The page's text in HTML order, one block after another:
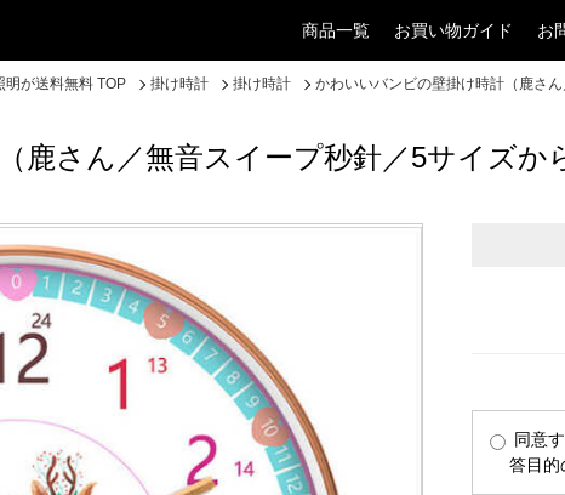
商品一覧 お買い物ガイド お
が送料無料 TOP 掛け時計 掛け時計 かわいいバンビの壁掛け時計（鹿さ
鹿さん／無音スイープ秒針／5サイズか
同意
答目的